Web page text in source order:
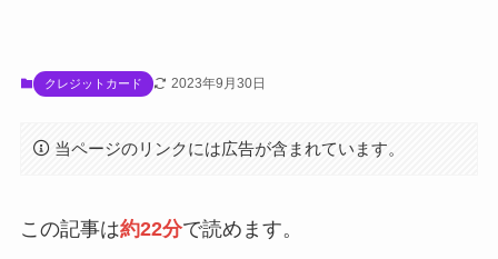
クレジットカード 2023年9月30日
当ページのリンクには広告が含まれています。
この記事は約22分で読めます。